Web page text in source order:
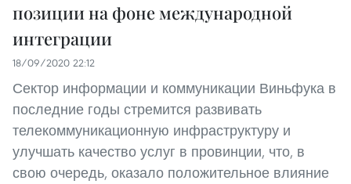
позиции на фоне международной
интеграции
18/09/2020 22:12
Сектор информации и коммуникации Виньфука в
последние годы стремится развивать
телекоммуникационную инфраструктуру и
улучшать качество услуг в провинции, что, в
свою очередь, оказало положительное влияние